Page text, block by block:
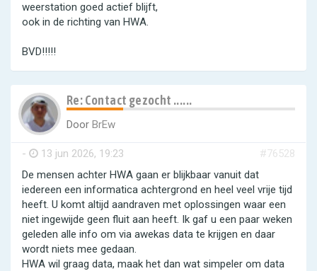
weerstation goed actief blijft,
ook in de richting van HWA.
BVD!!!!!
Re: Contact gezocht ......
Door BrEw
- 13 jun 2026, 19:23
#76528
De mensen achter HWA gaan er blijkbaar vanuit dat
iedereen een informatica achtergrond en heel veel vrije tijd
heeft. U komt altijd aandraven met oplossingen waar een
niet ingewijde geen fluit aan heeft. Ik gaf u een paar weken
geleden alle info om via awekas data te krijgen en daar
wordt niets mee gedaan.
HWA wil graag data, maak het dan wat simpeler om data